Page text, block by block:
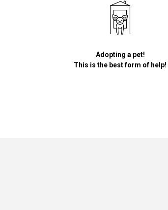
Adopting a pet!
This is the best form of help!